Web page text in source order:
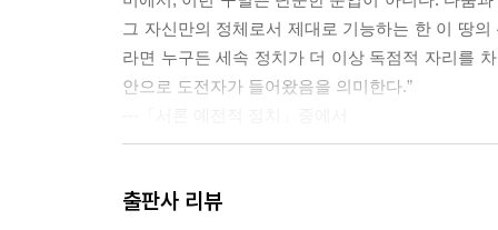
그 자신만의 정체로서 제대로 기능하는 한 이 땅
라면 누구든 세속 정치가 더 이상 독점적 자리를
안으로 도전자가 들어왔음을 의미한다.”
국론』에서 말하는 사랑의 중심 역학을 더 잘 이
출판사 리뷰